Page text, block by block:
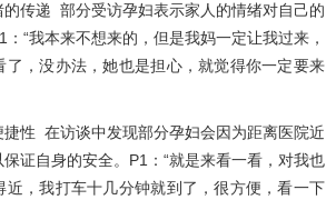
传递 部分受访孕妇表示家人的情绪对自己的
“我本来不想来的，但是我妈一定让我过来，
了，没办法，她也是担心，就觉得你一定要来
捷性 在访谈中发现部分孕妇会因为距离医院近
证自身的安全。P1：“就是来看一看，对我也
近，我打车十几分钟就到了，很方便，看一下